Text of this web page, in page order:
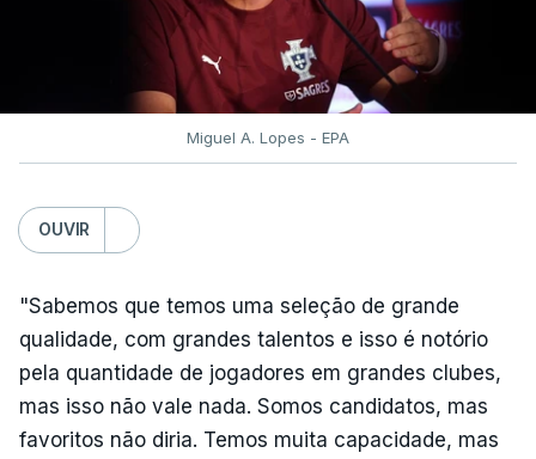
Miguel A. Lopes - EPA
OUVIR
"Sabemos que temos uma seleção de grande
qualidade, com grandes talentos e isso é notório
pela quantidade de jogadores em grandes clubes,
mas isso não vale nada. Somos candidatos, mas
favoritos não diria. Temos muita capacidade, mas